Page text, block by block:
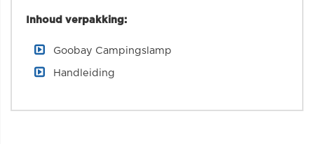
Inhoud verpakking:
Goobay Campingslamp
Handleiding